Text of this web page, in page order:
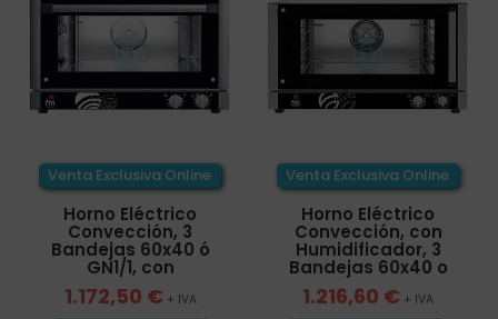
Venta Exclusiva Online
Horno Eléctrico
Convección, 3
Bandejas 60x40 ó
GN1/1, con
1.172,50 € + IVA
Venta Exclusiva Online
Horno Eléctrico
Convección, con
Humidificador, 3
Bandejas 60x40 o
1.216,60 € + IVA